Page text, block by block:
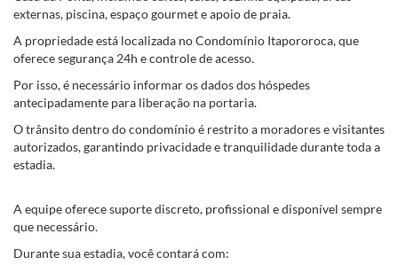
externas, piscina, espaço gourmet e apoio de praia.
A propriedade está localizada no Condomínio Itapororoca, que
oferece segurança 24h e controle de acesso.
Por isso, é necessário informar os dados dos hóspedes
antecipadamente para liberação na portaria.
O trânsito dentro do condomínio é restrito a moradores e visitantes
autorizados, garantindo privacidade e tranquilidade durante toda a
estadia.
A equipe oferece suporte discreto, profissional e disponível sempre
que necessário.
Durante sua estadia, você contará com: